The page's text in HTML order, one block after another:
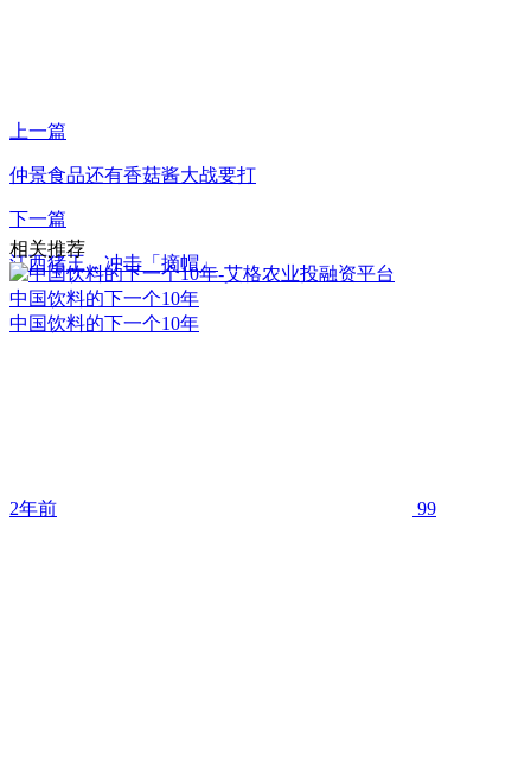
上一篇
仲景食品还有香菇酱大战要打
下一篇
江西猪王，冲击「摘帽」
相关推荐
中国饮料的下一个10年
中国饮料的下一个10年
2年前 99